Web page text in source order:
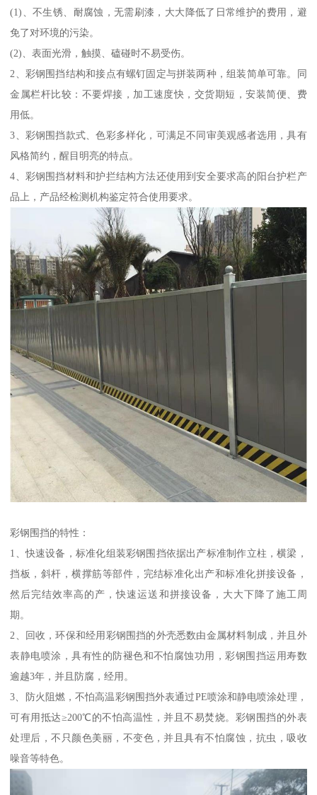
(1)、不生锈、耐腐蚀，无需刷漆，大大降低了日常维护的费用，避
免了对环境的污染。
(2)、表面光滑，触摸、磕碰时不易受伤。
2、彩钢围挡结构和接点有螺钉固定与拼装两种，组装简单可靠。同
金属栏杆比较：不要焊接，加工速度快，交货期短，安装简便、费
用低。
3、彩钢围挡款式、色彩多样化，可满足不同审美观感者选用，具有
风格简约，醒目明亮的特点。
4、彩钢围挡材料和护拦结构方法还使用到安全要求高的阳台护栏产
品上，产品经检测机构鉴定符合使用要求。
彩钢围挡的特性：
1、快速设备，标准化组装彩钢围挡依据出产标准制作立柱，横梁，
挡板，斜杆，横撑筋等部件，完结标准化出产和标准化拼接设备，
然后完结效率高的产，快速运送和拼接设备，大大下降了施工周
期。
2、回收，环保和经用彩钢围挡的外壳悉数由金属材料制成，并且外
表静电喷涂，具有性的防褪色和不怕腐蚀功用，彩钢围挡运用寿数
逾越3年，并且防腐，经用。
3、防火阻燃，不怕高温彩钢围挡外表通过PE喷涂和静电喷涂处理，
可有用抵达≥200℃的不怕高温性，并且不易焚烧。彩钢围挡的外表
处理后，不只颜色美丽，不变色，并且具有不怕腐蚀，抗虫，吸收
噪音等特色。